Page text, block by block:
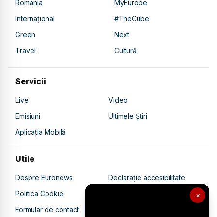
×
România
MyEurope
Internațional
#TheCube
Green
Next
Travel
Cultură
Servicii
Live
Video
Emisiuni
Ultimele Știri
Aplicația Mobilă
Utile
Despre Euronews
Declarație accesibilitate
Politica Cookie
Politica de confidențialitate
Formular de contact